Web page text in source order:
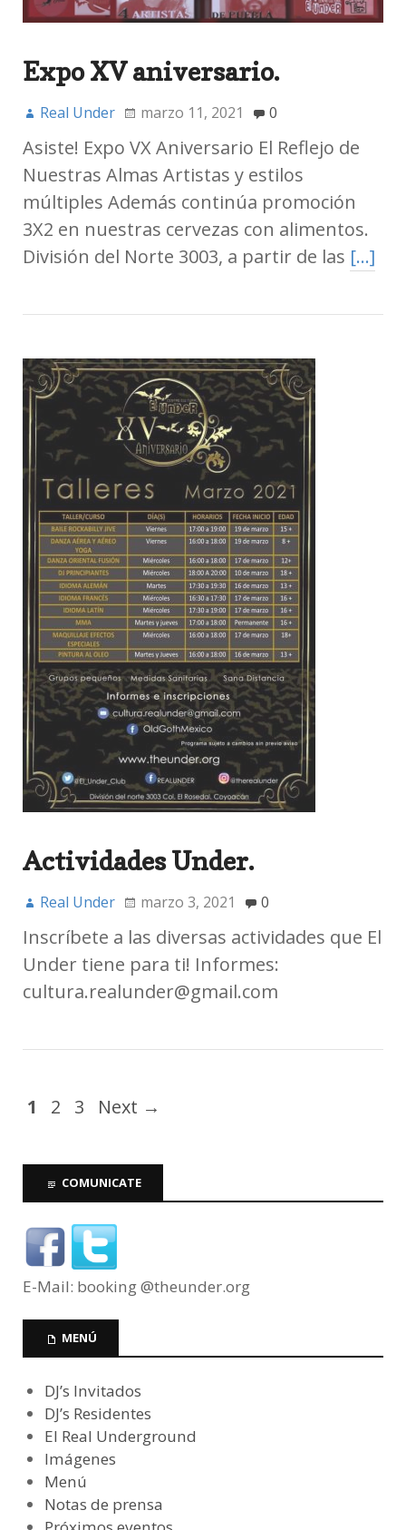
Expo XV aniversario.
Real Under marzo 11, 2021 0
Asiste! Expo VX Aniversario El Reflejo de
Nuestras Almas Artistas y estilos
múltiples Además continúa promoción
3X2 en nuestras cervezas con alimentos.
División del Norte 3003, a partir de las […]
Actividades Under.
Real Under marzo 3, 2021 0
Inscríbete a las diversas actividades que El
Under tiene para ti! Informes:
cultura.realunder@gmail.com
1 2 3 Next →
COMUNICATE
E-Mail: booking @theunder.org
MENÚ
DJ’s Invitados
DJ’s Residentes
El Real Underground
Imágenes
Menú
Notas de prensa